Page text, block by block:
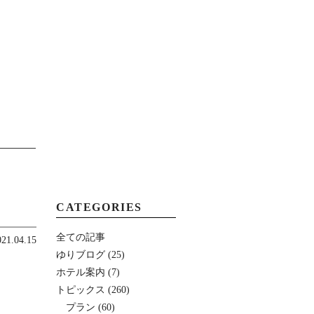
CATEGORIES
全ての記事
ゆりブログ (25)
ホテル案内 (7)
トピックス (260)
プラン (60)